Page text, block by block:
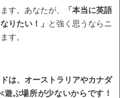
す。あなたが、
「本当に英語
りたい！」
と強く思うならニ
す。
は、オーストラリアやカナダ
ぶ場所が少ないからです！